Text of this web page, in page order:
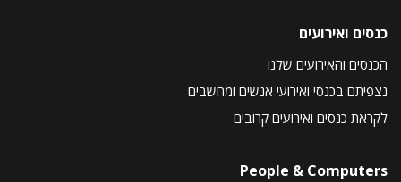
כנסים ואירועים
הכנסים והאירועים שלנו
נצפיתם בכנסי ואירועי אנשים ומחשבים
לקראת כנסים ואירועים קרובים
People & Computers